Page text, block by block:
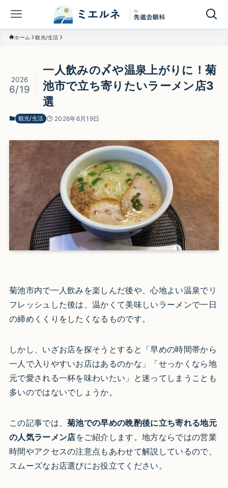
ホーム 観光/生活
一人飲みの〆や温泉上がりに！菊
池市で立ち寄りたいラーメン店3
選
2026
6/19
観光/生活 2026年6月19日
菊池市内で一人飲みを楽しんだ後や、心地よい温泉でリ
フレッシュした後は、温かくて美味しいラーメンで一日
の締めくくりをしたくなるものです。
しかし、いざお店を探そうとすると「早めの時間帯から
一人で入りやすいお店はあるのかな」「せっかくなら地
元で愛される一杯を味わいたい」と迷ってしまうことも
多いのではないでしょうか。
この記事では、菊池での早めの晩酌後に立ち寄れる地元
の人気ラーメン店をご紹介します。地方ならではの営業
時間やアクセスの注意点もあわせて解説しているので、
スムーズなお店選びにお役立てください。